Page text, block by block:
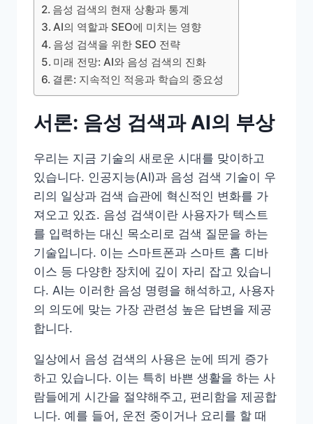
음성 검색의 현재 상황과 통계
AI의 역할과 SEO에 미치는 영향
음성 검색을 위한 SEO 전략
미래 전망: AI와 음성 검색의 진화
결론: 지속적인 적응과 학습의 중요성
서론: 음성 검색과 AI의 부상
우리는 지금 기술의 새로운 시대를 맞이하고
있습니다. 인공지능(AI)과 음성 검색 기술이 우
리의 일상과 검색 습관에 혁신적인 변화를 가
져오고 있죠. 음성 검색이란 사용자가 텍스트
를 입력하는 대신 목소리로 검색 질문을 하는
기술입니다. 이는 스마트폰과 스마트 홈 디바
이스 등 다양한 장치에 깊이 자리 잡고 있습니
다. AI는 이러한 음성 명령을 해석하고, 사용자
의 의도에 맞는 가장 관련성 높은 답변을 제공
합니다.
일상에서 음성 검색의 사용은 눈에 띄게 증가
하고 있습니다. 이는 특히 바쁜 생활을 하는 사
람들에게 시간을 절약해주고, 편리함을 제공합
니다. 예를 들어, 운전 중이거나 요리를 할 때